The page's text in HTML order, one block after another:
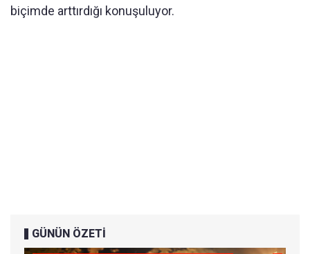
biçimde arttırdığı konuşuluyor.
GÜNÜN ÖZETİ